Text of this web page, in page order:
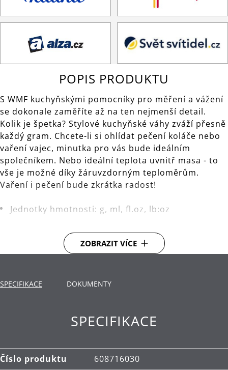
POPIS PRODUKTU
S WMF kuchyňskými pomocníky pro měření a vážení
se dokonale zaměříte až na ten nejmenší detail.
Kolik je špetka? Stylové kuchyňské váhy zváží přesně
každý gram. Chcete-li si ohlídat pečení koláče nebo
vaření vajec, minutka pro vás bude ideálním
společníkem. Nebo ideální teplota uvnitř masa - to
vše je možné díky žáruvzdorným teploměrům.
Vaření i pečení bude zkrátka radost!
Jednotky hmotnosti: g, ml, fl.oz, lb:oz
Doplňková funkce (tara)
ZOBRAZIT VÍCE
SPECIFIKACE DOKUMENTY
SPECIFIKACE
Číslo produktu
608716030